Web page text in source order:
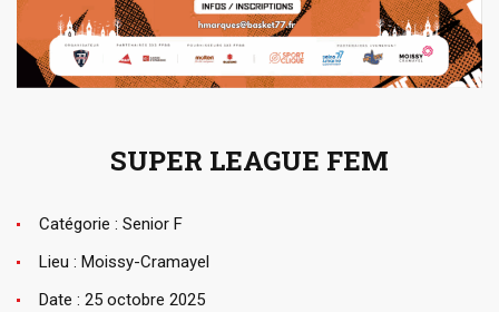
SUPER LEAGUE FEM
Catégorie : Senior F
Lieu : Moissy-Cramayel
Date : 25 octobre 2025